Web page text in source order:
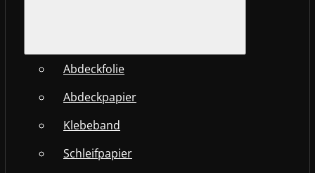
Abdeckfolie
Abdeckpapier
Klebeband
Schleifpapier